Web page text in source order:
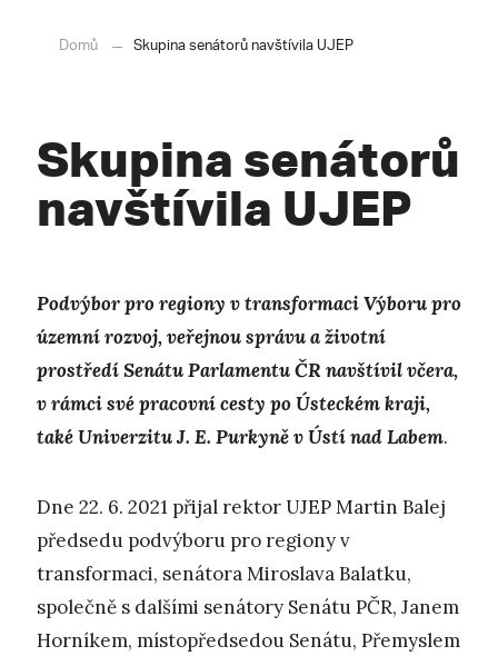
Domů Skupina senátorů navštívila UJEP
Skupina senátorů
navštívila UJEP
Podvýbor pro regiony v transformaci Výboru pro
územní rozvoj, veřejnou správu a životní
prostředí Senátu Parlamentu ČR navštívil včera,
v rámci své pracovní cesty po Ústeckém kraji,
také Univerzitu J. E. Purkyně v Ústí nad Labem.
Dne 22. 6. 2021 přijal rektor UJEP Martin Balej
předsedu podvýboru pro regiony v
transformaci, senátora Miroslava Balatku,
společně s dalšími senátory Senátu PČR, Janem
Horníkem, místopředsedou Senátu, Přemyslem